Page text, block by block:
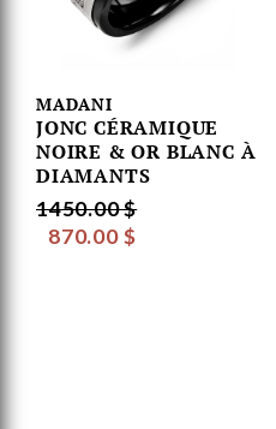
MADANI
JONC CÉRAMIQUE
NOIRE & OR BLANC À
DIAMANTS
1450.00 $
870.00 $